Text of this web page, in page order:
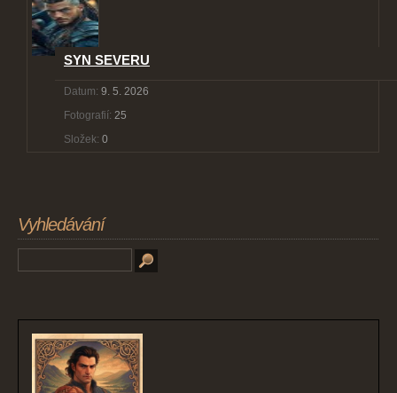
SYN SEVERU
Datum: 9. 5. 2026
Fotografií: 25
Složek: 0
Vyhledávání